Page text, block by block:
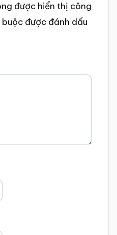
được hiển thị công
được đánh dấu